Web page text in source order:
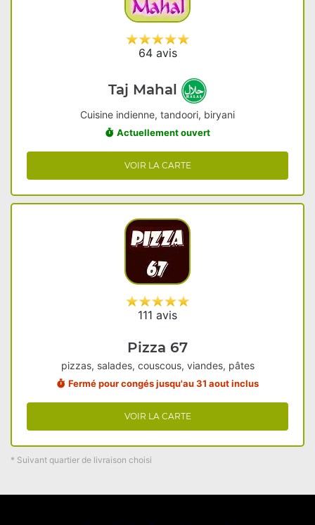
64 avis
Taj Mahal
Cuisine indienne, tandoori, biryani
Actuellement ouvert
VOIR LA CARTE
111 avis
Pizza 67
pizzas, salades, couscous, viandes, pâtes
Fermé pour congés jusqu'au 31 aout inclus
VOIR LA CARTE
* Suivant quartier de livraison choisi